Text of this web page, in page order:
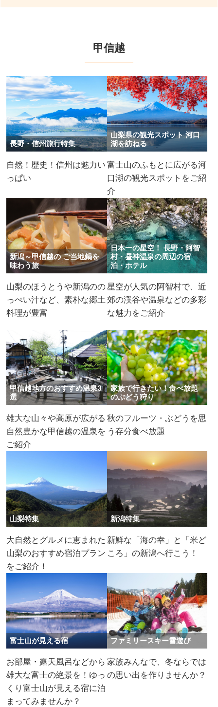
甲信越
長野・信州旅行特集
自然！歴史！信州は魅力い
っぱい
山梨県の観光スポット 河口
湖を訪ねる
富士山のふもとに広がる河
口湖の観光スポットをご紹
介
新潟～甲信越の ご当地鍋を
味わう旅
山梨のほうとうや新潟のの
っぺい汁など、素朴な郷土
料理が豊富
日本一の星空！ 長野・阿智
村・昼神温泉の周辺の宿
泊・ホテル
星空が人気の阿智村で、近
郊の渓谷や温泉などの多彩
な魅力をご紹介
甲信越地方のおすすめ温泉3
選
雄大な山々や高原が広がる
自然豊かな甲信越の温泉を
ご紹介
家族で行きたい！食べ放題
のぶどう狩り
秋のフルーツ・ぶどうを思
う存分食べ放題
山梨特集
大自然とグルメに恵まれた
山梨のおすすめ宿泊プラン
をご紹介！
新潟特集
新鮮な「海の幸」と「米ど
ころ」の新潟へ行こう！
富士山が見える宿
お部屋・露天風呂などから
雄大な富士の絶景を！ゆっ
くり富士山が見える宿に泊
まってみませんか？
ファミリースキー雪遊び
家族みんなで、冬ならでは
の思い出を作りませんか？​